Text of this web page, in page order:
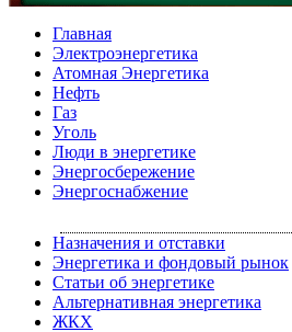
Главная
Электроэнергетика
Атомная Энергетика
Нефть
Газ
Уголь
Люди в энергетике
Энергосбережение
Энергоснабжение
Назначения и отставки
Энергетика и фондовый рынок
Статьи об энергетике
Альтернативная энергетика
ЖКХ